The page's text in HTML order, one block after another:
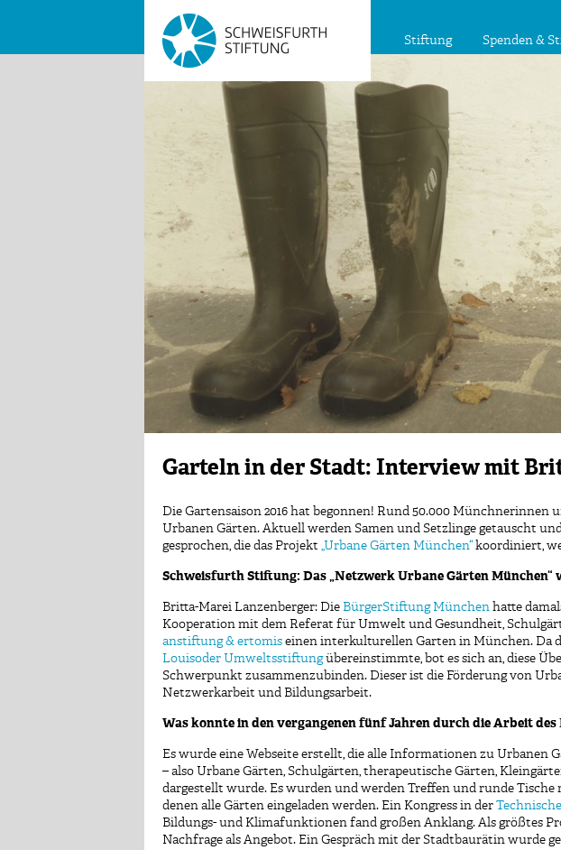
Stiftung Spenden &
Garteln in der Stadt: Interview mit
Die Gartensaison 2016 hat begonnen! Rund 50.000 Münchnerinnen
Urbanen Gärten. Aktuell werden Samen und Setzlinge getauscht
gesprochen, die das Projekt „Urbane Gärten München“ koordiniert,
Schweisfurth Stiftung: Das „Netzwerk Urbane Gärten
Britta-Marei Lanzenberger: Die BürgerStiftung München hatte
Kooperation mit dem Referat für Umwelt und Gesundheit,
anstiftung & ertomis einen interkulturellen Garten in München.
Louisoder Umweltsstiftungübereinstimmte, bot es sich an, diese
Schwerpunkt zusammenzubinden. Dieser ist die Förderung von
Netzwerkarbeit und Bildungsarbeit.
Was konnte in den vergangenen fünf Jahren durch die Arbeit
Es wurde eine Webseite erstellt, die alle Informationen zu Urbanen
– also Urbane Gärten, Schulgärten, therapeutische Gärten,
dargestellt wurde. Es wurden und werden Treffen und runde
denen alle Gärten eingeladen werden. Ein Kongress in der
Bildungs- und Klimafunktionen fand großen Anklang. Als größtes
Nachfrage als Angebot. Ein Gespräch mit der Stadtbaurätin wurde